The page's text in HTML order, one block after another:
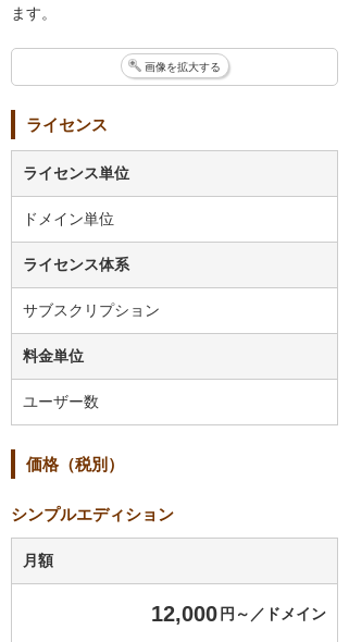
ます。
画像を拡大する
ライセンス
ライセンス単位
ドメイン単位
ライセンス体系
サブスクリプション
料金単位
ユーザー数
価格（税別）
シンプルエディション
月額
12,000 円～／ドメイン